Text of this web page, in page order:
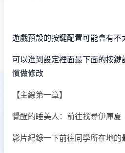
遊戲預設的按鍵配置可能會有不
可以進到設定裡面最下面的按鍵
慣做修改
【主線第一章】
覺醒的睡美人：前往找尋伊庫夏
影片紀錄一下前往同學所在地的